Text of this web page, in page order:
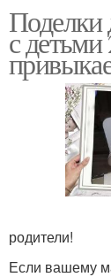
Поделки
с детьми
родители!
Если вашему